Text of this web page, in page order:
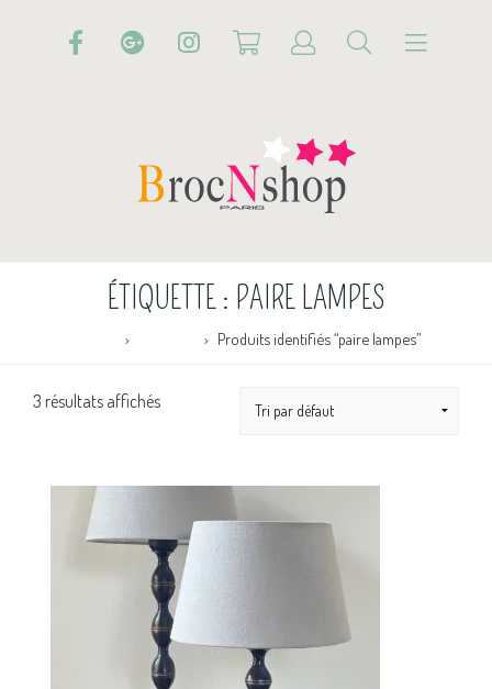
ÉTIQUETTE : PAIRE LAMPES
Produits identifiés “paire lampes”
3 résultats affichés